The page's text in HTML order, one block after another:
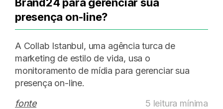
presença on-line?
A Collab Istanbul, uma agência turca de
marketing de estilo de vida, usa o
monitoramento de mídia para gerenciar sua
presença on-line.
fonte
5 leitura mínima